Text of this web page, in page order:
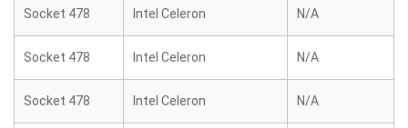
Socket 478 Intel Celeron N/A
Socket 478 Intel Celeron N/A
Socket 478 Intel Celeron N/A